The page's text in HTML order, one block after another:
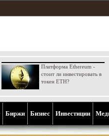
Платформа Ethereum -
стоит ли инвестировать в
токен ETH?
Биржи Бизнес Инвестиции